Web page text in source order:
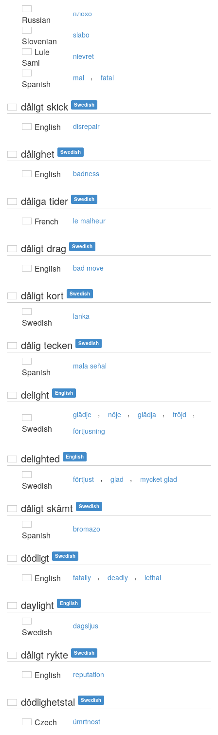
Russian
плохо
Slovenian
slabo
Lule
Sami
nievret
Spanish
mal , fatal
dåligt skick Swedish
English disrepair
dålighet Swedish
English badness
dåliga tider Swedish
French le malheur
dåligt drag Swedish
English bad move
dåligt kort Swedish
Swedish
lanka
dålig tecken Swedish
Spanish
mala señal
delight English
Swedish
glädje , nöje , glädja , fröjd ,
förtjusning
delighted English
Swedish
förtjust , glad , mycket glad
dåligt skämt Swedish
Spanish
bromazo
dödligt Swedish
English fatally , deadly , lethal
daylight English
Swedish
dagsljus
dåligt rykte Swedish
English reputation
dödlighetstal Swedish
Czech úmrtnost